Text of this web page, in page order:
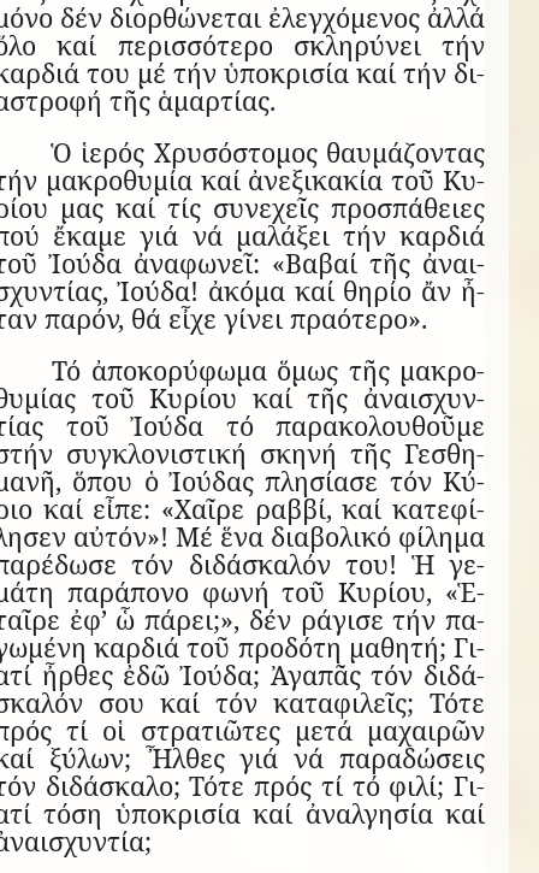
δέν δι­ορ­θώ­νε­ται ἐ­λεγ­χό­με­νος ἀλλά
καί πε­ρισ­σό­τερο σκλη­ρύ­νει τήν
του μέ τήν ὑ­πο­κρι­σία καί τήν δι­
τῆς ἁ­μαρ­τίας.
Ὁ ἱ­ε­ρός Χρυ­σό­στο­μος θαυ­μά­ζον­τας
μα­κρο­θυ­μία καί ἀ­νε­ξι­κα­κία τοῦ Κυ­
μας καί τίς συ­νε­χεῖς προ­σπά­θειες
ἔ­καμε γιά νά μα­λά­ξει τήν καρ­διά
Ἰ­ούδα ἀ­να­φω­νεῖ: «Βα­βαί τῆς ἀ­ναι­
Ἰ­ούδα! ἀ­κόμα καί θη­ρίο ἄν ἦ­
πα­ρόν, θά εἶχε γί­νει πρα­ό­τερο».
Τό ἀ­πο­κο­ρύ­φωμα ὅ­μως τῆς μα­κρο­
τοῦ Κυ­ρίου καί τῆς ἀ­ναι­σχυν­
τοῦ Ἰ­ούδα τό πα­ρα­κο­λου­θοῦμε
συγ­κλο­νι­στική σκηνή τῆς Γε­σθη­
ὅ­που ὁ Ἰ­ού­δας πλη­σί­ασε τόν Κύ­
καί εἶπε: «Χαῖρε ραββί, καί κα­τε­φί­
αὐ­τόν»! Μέ ἕνα δι­α­βο­λικό φί­λημα
τόν δι­δά­σκα­λόν του! Ἡ γε­
πα­ρά­πονο φωνή τοῦ Κυ­ρίου, «Ἑ­
ἐφ’ ὧ πά­ρει;», δέν ρά­γισε τήν πα­
καρ­διά τοῦ προ­δότη μα­θητή; Γι­
ἦρ­θες ἐδῶ Ἰ­ούδα; Ἀ­γα­πᾶς τόν δι­δά­
σου καί τόν κα­τα­φι­λεῖς; Τότε
τί οἱ στρα­τι­ῶ­τες μετά μα­χαι­ρῶν
ξύ­λων; Ἦλ­θες γιά νά πα­ρα­δώ­σεις
δι­δά­σκαλο; Τότε πρός τί τό φιλί; Γι­
τόση ὑ­πο­κρι­σία καί ἀ­ναλ­γη­σία καί